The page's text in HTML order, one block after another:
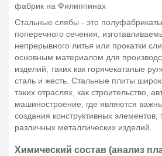
фабрик на Филиппинах
Стальные слябы - это
поперечного сечения,
непрерывного литья или прокатки
основным материалом для
изделий, таких как горячекатаные
сталь и жесть. Стальные плиты
таких отраслях, как строительство,
машиностроение, где являются
создания конструктивных элементов,
различных металлических изделий.
Химический состав (анализ